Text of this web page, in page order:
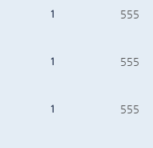
1 555
1 555
1 555